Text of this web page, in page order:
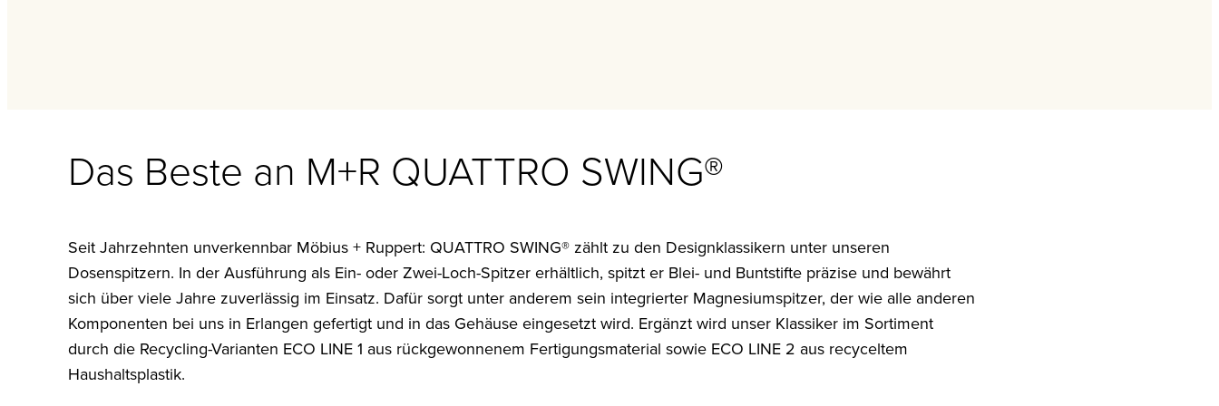
Das Beste an M+R QUATTRO SWING®
Seit Jahrzehnten unverkennbar Möbius + Ruppert: QUATTRO SWING® zählt zu den Designklassikern unter unseren
Dosenspitzern. In der Ausführung als Ein- oder Zwei-Loch-Spitzer erhältlich, spitzt er Blei- und Buntstifte präzise und bewährt
sich über viele Jahre zuverlässig im Einsatz. Dafür sorgt unter anderem sein integrierter Magnesiumspitzer, der wie alle anderen
Komponenten bei uns in Erlangen gefertigt und in das Gehäuse eingesetzt wird. Ergänzt wird unser Klassiker im Sortiment
durch die Recycling-Varianten ECO LINE 1 aus rückgewonnenem Fertigungsmaterial sowie ECO LINE 2 aus recyceltem
Haushaltsplastik.